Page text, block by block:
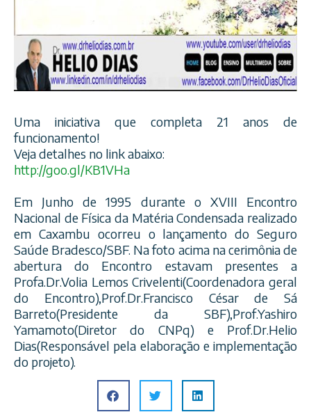
Uma iniciativa que completa 21 anos de
funcionamento!
Veja detalhes no link abaixo:
http://goo.gl/KB1VHa
Em Junho de 1995 durante o XVIII Encontro
Nacional de Física da Matéria Condensada realizado
em Caxambu ocorreu o lançamento do Seguro
Saúde Bradesco/SBF. Na foto acima na cerimônia de
abertura do Encontro estavam presentes a
Profa.Dr.Volia Lemos Crivelenti(Coordenadora geral
do Encontro),Prof.Dr.Francisco César de Sá
Barreto(Presidente da SBF),Prof.Yashiro
Yamamoto(Diretor do CNPq) e Prof.Dr.Helio
Dias(Responsável pela elaboração e implementação
do projeto).